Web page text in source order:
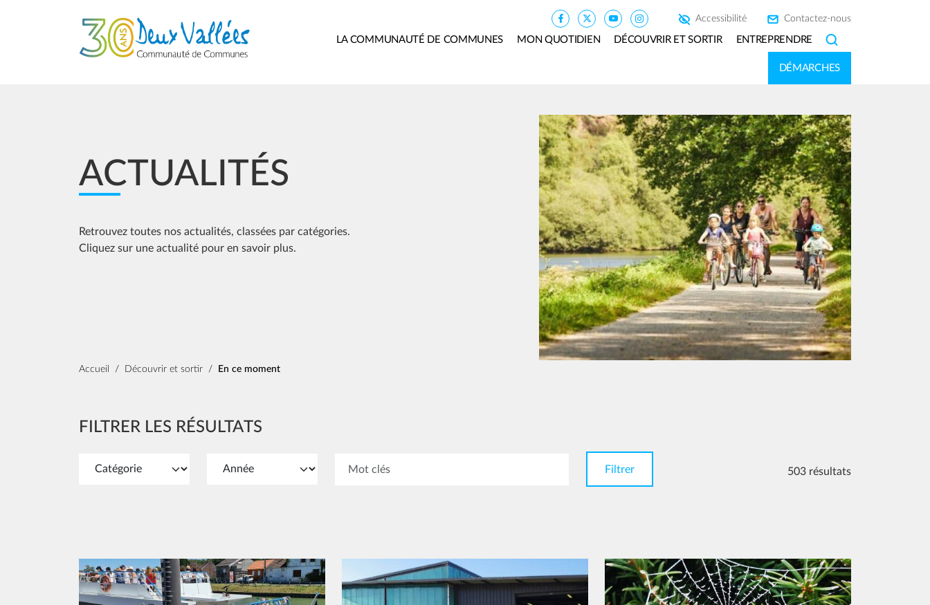
Accessibilité Contactez-nous
LA COMMUNAUTÉ DE COMMUNES MON QUOTIDIEN DÉCOUVRIR ET SORTIR ENTREPRENDRE SEARCH
DÉMARCHES
ACTUALITÉS
Retrouvez toutes nos actualités, classées par catégories.
Cliquez sur une actualité pour en savoir plus.
Fil d'Ariane
Accueil Découvrir et sortir En ce moment
Image
FILTRER LES RÉSULTATS
503 résultats
Image Image